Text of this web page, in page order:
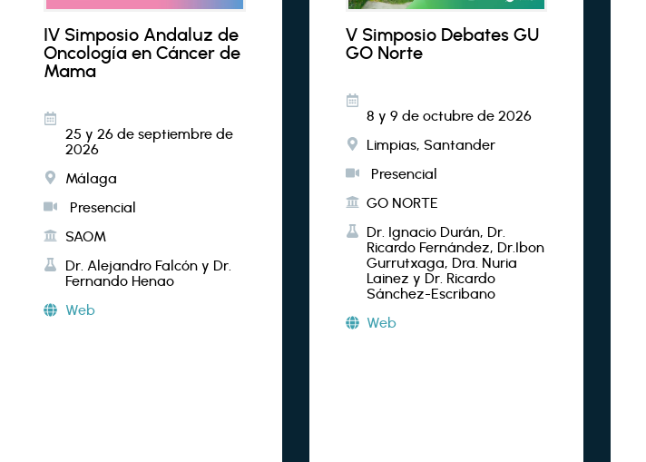
IV Simposio Andaluz de
Oncología en Cáncer de
Mama
25 y 26 de septiembre de
2026
Málaga
Presencial
SAOM
Dr. Alejandro Falcón y Dr.
Fernando Henao
Web
V Simposio Debates GU
GO Norte
8 y 9 de octubre de 2026
Limpias, Santander
Presencial
GO NORTE
Dr. Ignacio Durán, Dr.
Ricardo Fernández, Dr.Ibon
Gurrutxaga, Dra. Nuria
Lainez y Dr. Ricardo
Sánchez-Escribano
Web